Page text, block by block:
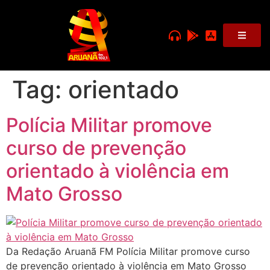
Tag: orientado
Polícia Militar promove
curso de prevenção
orientado à violência em
Mato Grosso
Da Redação Aruanã FM Polícia Militar promove curso
de prevenção orientado à violência em Mato Grosso